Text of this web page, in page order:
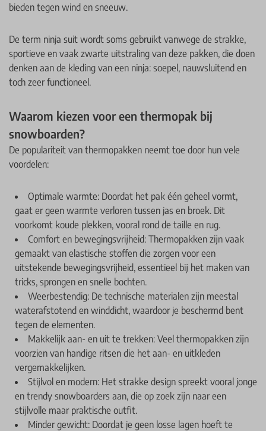
bieden tegen wind en sneeuw.
De term ninja suit wordt soms gebruikt vanwege de strakke,
sportieve en vaak zwarte uitstraling van deze pakken, die doen
denken aan de kleding van een ninja: soepel, nauwsluitend en
toch zeer functioneel.
Waarom kiezen voor een thermopak bij
snowboarden?
De populariteit van thermopakken neemt toe door hun vele
voordelen:
Optimale warmte: Doordat het pak één geheel vormt,
gaat er geen warmte verloren tussen jas en broek. Dit
voorkomt koude plekken, vooral rond de taille en rug.
Comfort en bewegingsvrijheid: Thermopakken zijn vaak
gemaakt van elastische stoffen die zorgen voor een
uitstekende bewegingsvrijheid, essentieel bij het maken van
tricks, sprongen en snelle bochten.
Weerbestendig: De technische materialen zijn meestal
waterafstotend en winddicht, waardoor je beschermd bent
tegen de elementen.
Makkelijk aan- en uit te trekken: Veel thermopakken zijn
voorzien van handige ritsen die het aan- en uitkleden
vergemakkelijken.
Stijlvol en modern: Het strakke design spreekt vooral jonge
en trendy snowboarders aan, die op zoek zijn naar een
stijlvolle maar praktische outfit.
Minder gewicht: Doordat je geen losse lagen hoeft te